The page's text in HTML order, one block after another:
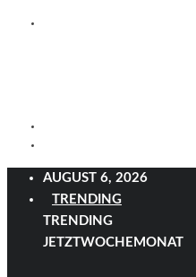
AUGUST 6, 2026
TRENDING
TRENDING
JETZTWOCHE MONAT